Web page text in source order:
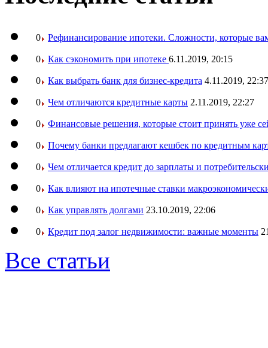
0 Рефинансирование ипотеки. Сложности, которые
0 Как сэкономить при ипотеке 6.11.2019, 20:15
0 Как выбрать банк для бизнес-кредита 4.11.2019, 22:37
0 Чем отличаются кредитные карты 2.11.2019, 22:27
0 Финансовые решения, которые стоит принять уже
0 Почему банки предлагают кешбек по кредитным
0 Чем отличается кредит до зарплаты и
0 Как влияют на ипотечные ставки
0 Как управлять долгами 23.10.2019, 22:06
0 Кредит под залог недвижимости: важные моменты
Все статьи